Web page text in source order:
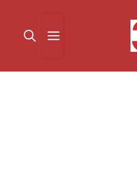
القائمة